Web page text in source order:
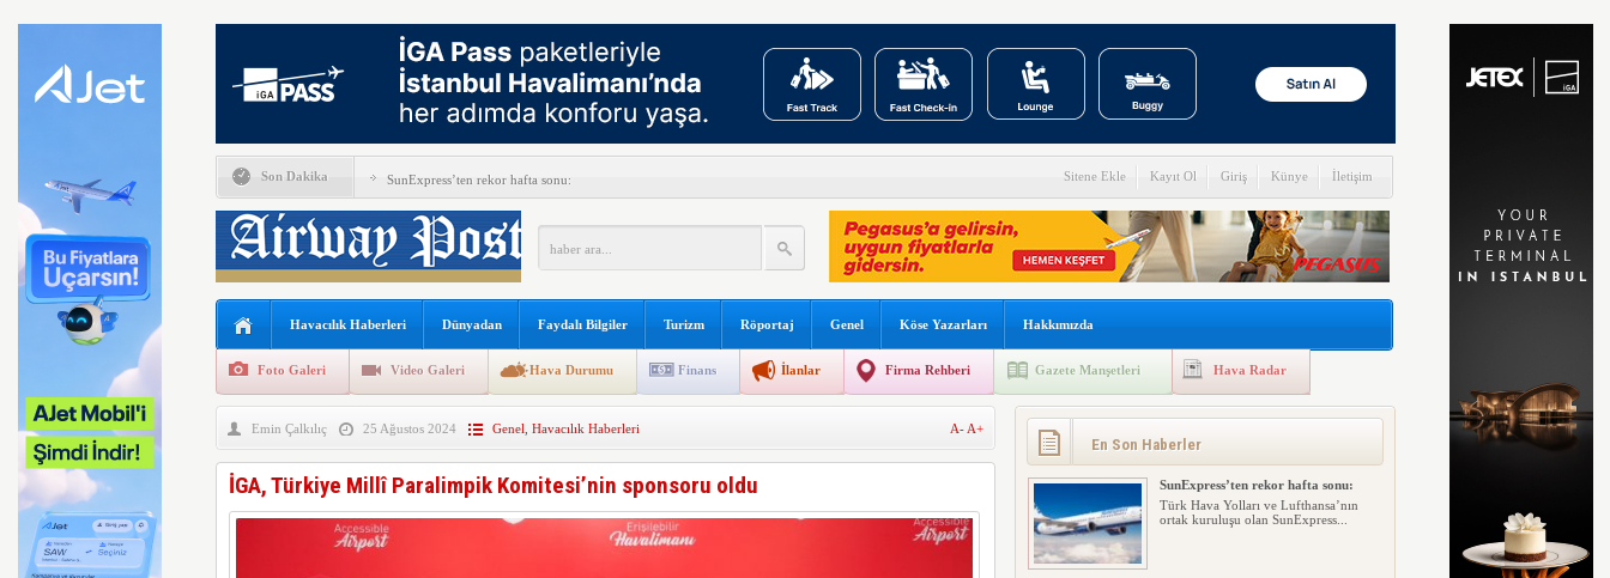
Son Dakika SunExpress’ten rekor hafta sonu:
THY Osaka’da kapasite artışına gidiyor
Lufthansa bazı B777X uçaklarını teslim almayacağını açıkladı
Emirates ile Arsenal sözleşmeyi 2033 yılına uzattı
İsveç’te drone hayat kurtardı
Türkiye ile Vietnam arasında hava ulaştırmada yeni dönem
AJet Ankara-St. Petersburg uçuşları Ankara turizmini hareketlendirdi
Sitene Ekle Kayıt Ol Giriş Künye İletişim
Havacılık Haberleri Dünyadan Faydalı Bilgiler Turizm Röportaj Genel Köse Yazarları Hakkımızda
Foto Galeri Video Galeri Hava Durumu Finans İlanlar Firma Rehberi Gazete Manşetleri Hava Radar
Emin Çalkılıç 25 Ağustos 2024 Genel Havacılık Haberleri A- A+
İGA, Türkiye Millî Paralimpik Komitesi’nin sponsoru oldu
En Son Haberler
SunExpress’ten rekor hafta sonu:
Türk Hava Yolları ve Lufthansa’nın
ortak kuruluşu olan SunExpress...